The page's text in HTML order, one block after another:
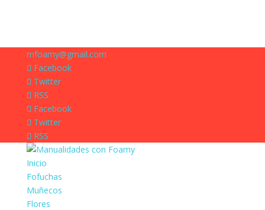
mfoamy@gmail.com
Facebook
Twitter
RSS
Facebook
Twitter
RSS
Inicio
Fofuchas
Muñecos
Flores